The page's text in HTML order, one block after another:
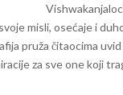
misli, osećaje i
pruža čitaocima
za sve one koji